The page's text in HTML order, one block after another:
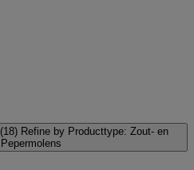
(18) Refine by Producttype: Zout- en
Pepermolens